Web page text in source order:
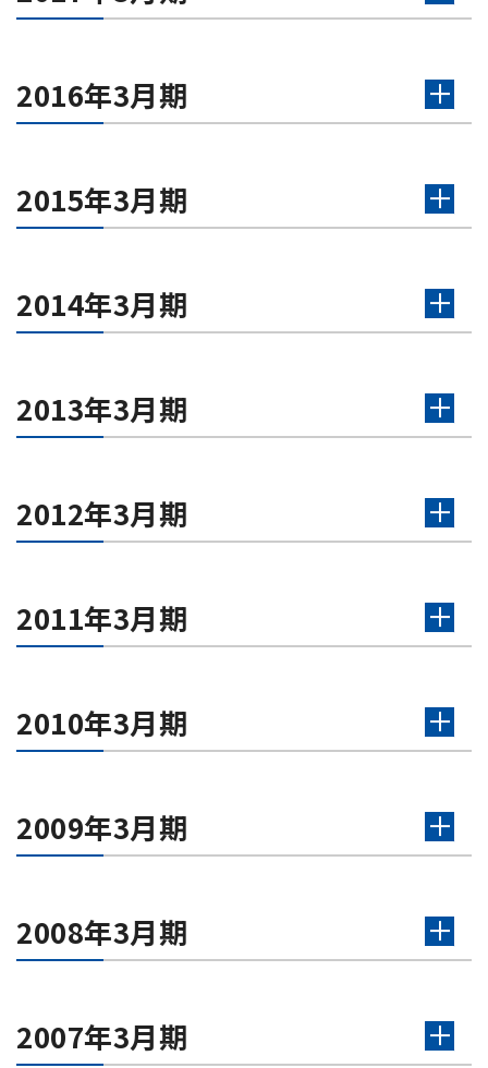
2016年3月期
2015年3月期
2014年3月期
2013年3月期
2012年3月期
2011年3月期
2010年3月期
2009年3月期
2008年3月期
2007年3月期